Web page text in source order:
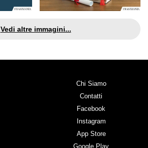
Vedi altre immagini...
Chi Siamo
Contatti
Facebook
Instagram
App Store
Google Play